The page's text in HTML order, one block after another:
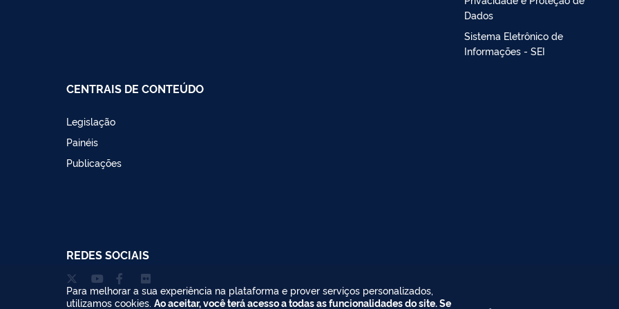
Dados
Sistema Eletrônico de
Informações - SEI
CENTRAIS DE CONTEÚDO
Legislação
Painéis
Publicações
REDES SOCIAIS
Para melhorar a sua experiência na plataforma e prover serviços personalizados,
utilizamos cookies. Ao aceitar, você terá acesso a todas as funcionalidades do site. Se